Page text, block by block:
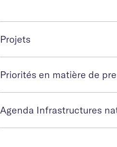
Projets
Priorités en matière de
Agenda Infrastructures